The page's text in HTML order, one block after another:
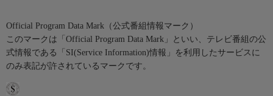
Official Program Data Mark（公式番組情報マーク）
このマークは「Official Program Data Mark」といい、テレビ番組の公
式情報である「SI(Service Information)情報」を利用したサービスに
のみ表記が許されているマークです。